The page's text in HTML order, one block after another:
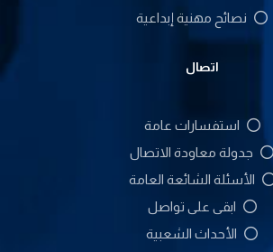
نصائح مهنية إبداعية
اتصال
استفسارات عامة
جدولة معاودة الاتصال
الأسئلة الشائعة العامة
ابقى على تواصل
الأحداث الشعبية